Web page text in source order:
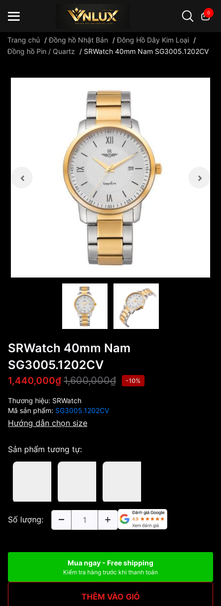
0
Trang chủ /Đồng hồ Nhật Bản /Đông Hồ Dây Kim Loại /
Đồng hồ Pin / Quartz
/ SRWatch 40mm Nam SG3005.1202CV
SRWatch 40mm Nam
SG3005.1202CV
1,440,000₫ 1,600,000₫ -10%
Thương hiệu: SRWatch
Mã sản phẩm: SG3005.1202CV
Hướng dẫn chọn size
Sản phẩm tương tự:
Số lượng:
Mua ngay - Free shipping
Kiểm tra hàng trước khi thanh toán
THÊM VÀO GIỎ